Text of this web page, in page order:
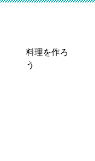
料理を作ろ
う